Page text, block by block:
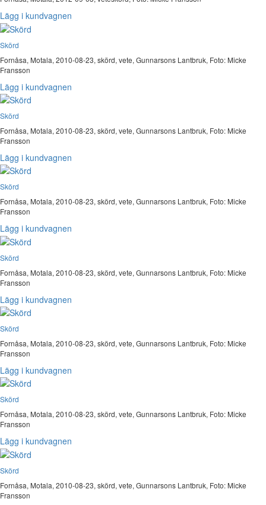
Lägg i kundvagnen
Skörd
Fornåsa, Motala, 2010-08-23, skörd, vete, Gunnarsons Lantbruk, Foto: Micke
Fransson
Lägg i kundvagnen
Skörd
Fornåsa, Motala, 2010-08-23, skörd, vete, Gunnarsons Lantbruk, Foto: Micke
Fransson
Lägg i kundvagnen
Skörd
Fornåsa, Motala, 2010-08-23, skörd, vete, Gunnarsons Lantbruk, Foto: Micke
Fransson
Lägg i kundvagnen
Skörd
Fornåsa, Motala, 2010-08-23, skörd, vete, Gunnarsons Lantbruk, Foto: Micke
Fransson
Lägg i kundvagnen
Skörd
Fornåsa, Motala, 2010-08-23, skörd, vete, Gunnarsons Lantbruk, Foto: Micke
Fransson
Lägg i kundvagnen
Skörd
Fornåsa, Motala, 2010-08-23, skörd, vete, Gunnarsons Lantbruk, Foto: Micke
Fransson
Lägg i kundvagnen
Skörd
Fornåsa, Motala, 2010-08-23, skörd, vete, Gunnarsons Lantbruk, Foto: Micke
Fransson